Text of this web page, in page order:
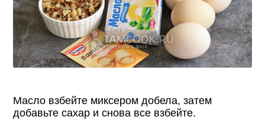
Масло взбейте миксером добела, затем
добавьте сахар и снова все взбейте.